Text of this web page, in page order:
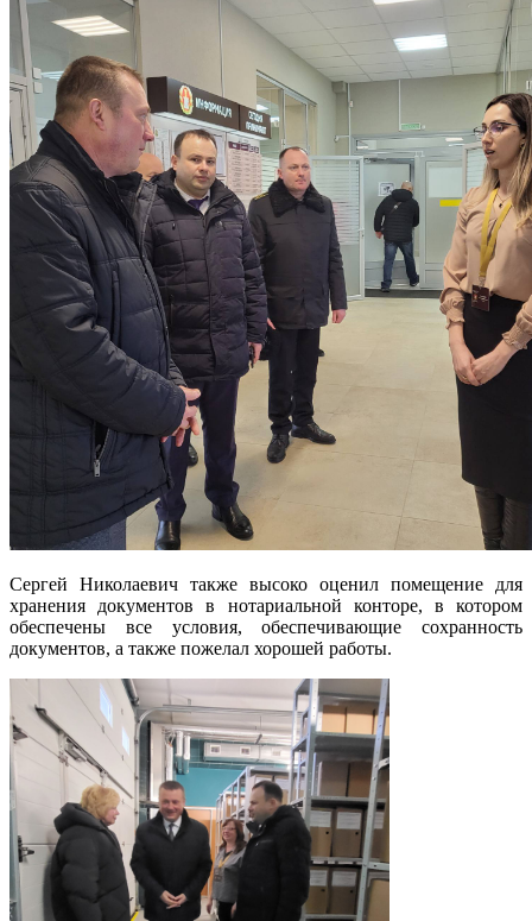
Сергей Николаевич также высоко оценил помещение для
хранения документов в нотариальной конторе, в котором
обеспечены все условия, обеспечивающие сохранность
документов, а также пожелал хорошей работы.